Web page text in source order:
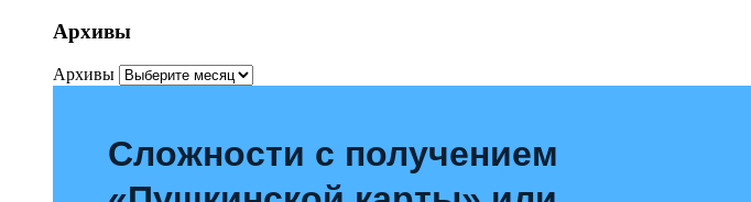
Архивы
Архивы
Сложности с получением